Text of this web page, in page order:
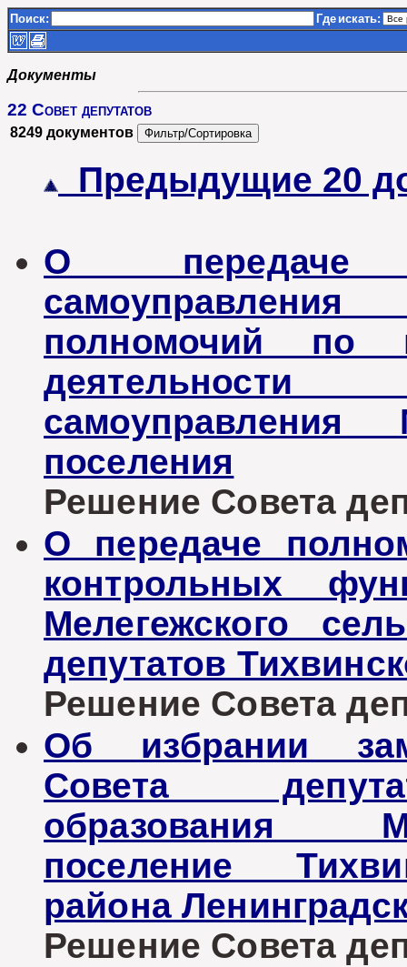
Поиск: Где искать:
Документы
22 Совет депутатов
8249 документов
Предыдущие 20
О передаче
полномочий по
самоуправления
поселения
Решение Совета
О передаче
контрольных
Мелегежского
депутатов
Решение Совета
Об избрании
Совета
образования
поселение
района
Решение Совета